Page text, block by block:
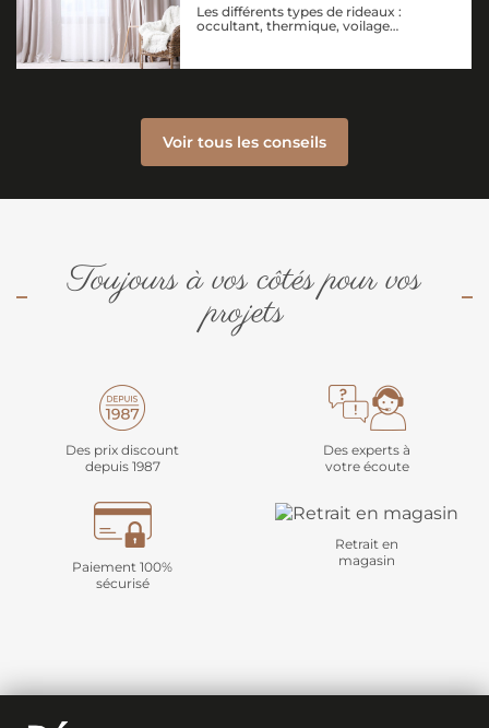
Les différents types de rideaux :
occultant, thermique, voilage…
Voir tous les conseils
Toujours à vos côtés pour vos
projets
Des prix discount
depuis 1987
Des experts à
votre écoute
Paiement 100%
sécurisé
Retrait en
magasin